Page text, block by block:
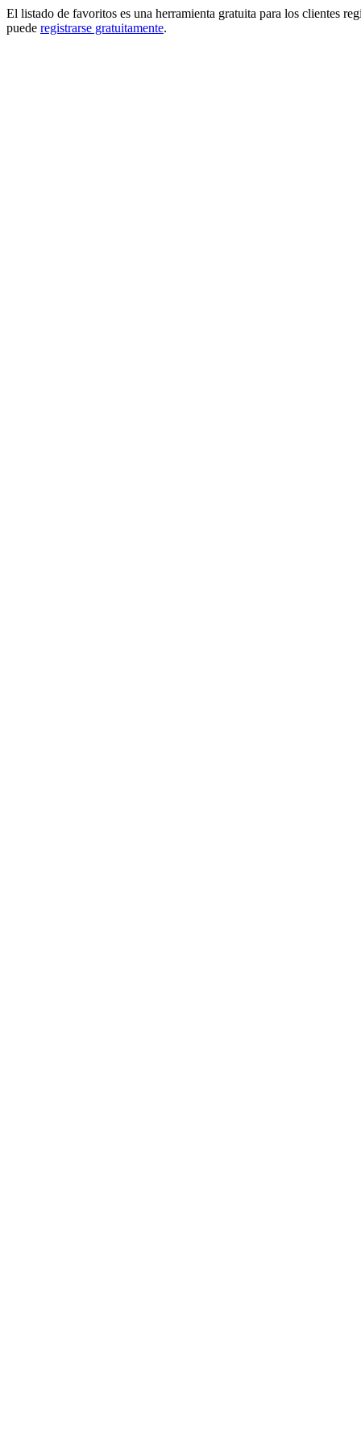
El listado de favoritos es una herramienta gratuita para los clientes
puede registrarse gratuitamente.